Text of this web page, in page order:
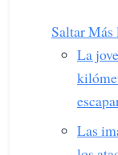
Saltar Más
La
Las